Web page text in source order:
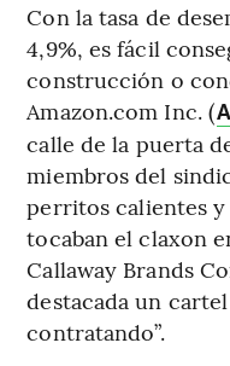
Con la tasa de
4,9%, es fácil
construcción o
Amazon.com Inc. (
calle de la puerta
miembros del
perritos calientes y
tocaban el claxon
Callaway Brands
destacada un
contratando”.